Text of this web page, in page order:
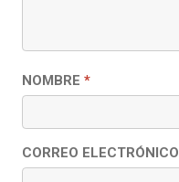
NOMBRE *
CORREO ELECTRÓNICO